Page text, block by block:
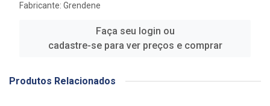
Fabricante: Grendene
Faça seu login ou
cadastre-se para ver preços e comprar
Produtos Relacionados